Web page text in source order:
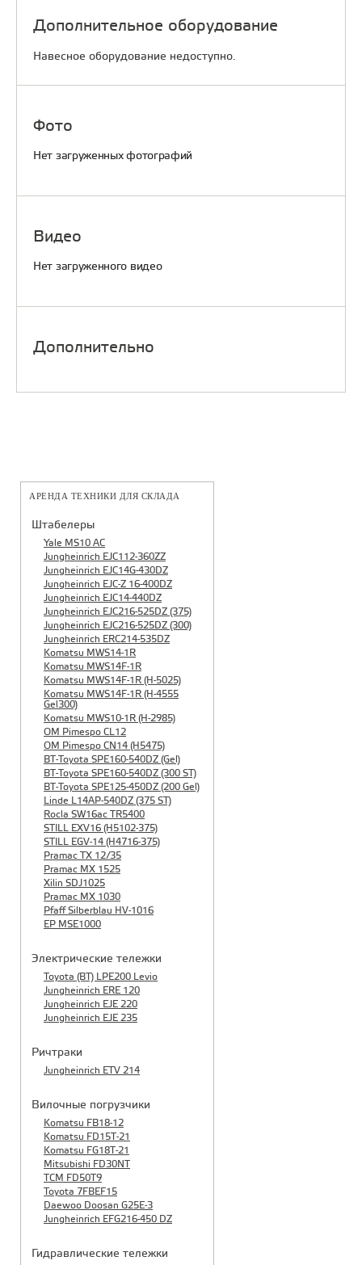
Дополнительное оборудование
Навесное оборудование недоступно.
Фото
Нет загруженных фотографий
Видео
Нет загруженного видео
Дополнительно
АРЕНДА ТЕХНИКИ ДЛЯ СКЛАДА
Штабелеры
Yale MS10 AC
Jungheinrich EJC112-360ZZ
Jungheinrich EJC14G-430DZ
Jungheinrich EJC-Z 16-400DZ
Jungheinrich EJC14-440DZ
Jungheinrich EJC216-525DZ (375)
Jungheinrich EJC216-525DZ (300)
Jungheinrich ERC214-535DZ
Komatsu MWS14-1R
Komatsu MWS14F-1R
Komatsu MWS14F-1R (H-5025)
Komatsu MWS14F-1R (H-4555
Gel300)
Komatsu MWS10-1R (Н-2985)
OM Pimespo CL12
OM Pimespo CN14 (Н5475)
BT-Toyota SPE160-540DZ (Gel)
BT-Toyota SPE160-540DZ (300 ST)
BT-Toyota SPE125-450DZ (200 Gel)
Linde L14AP-540DZ (375 ST)
Rocla SW16ac TR5400
STILL EXV16 (H5102-375)
STILL EGV-14 (H4716-375)
Pramac TX 12/35
Pramac MX 1525
Xilin SDJ1025
Pramac MX 1030
Pfaff Silberblau HV-1016
EP MSE1000
Электрические тележки
Toyota (BT) LPE200 Levio
Jungheinrich ERE 120
Jungheinrich EJE 220
Jungheinrich EJE 235
Ричтраки
Jungheinrich ETV 214
Вилочные погрузчики
Komatsu FB18-12
Komatsu FD15T-21
Komatsu FG18T-21
Mitsubishi FD30NT
TCM FD50T9
Toyota 7FBEF15
Daewoo Doosan G25E-3
Jungheinrich EFG216-450 DZ
Гидравлические тележки